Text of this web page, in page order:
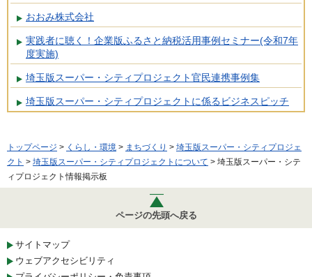
おおみ株式会社
実践者に聴く！企業版ふるさと納税活用事例セミナー(令和7年
度実施)
埼玉版スーパー・シティプロジェクト官民連携事例集
埼玉版スーパー・シティプロジェクトに係るビジネスピッチ
トップページ > くらし・環境 > まちづくり > 埼玉版スーパー・シティプロジェ
クト > 埼玉版スーパー・シティプロジェクトについて > 埼玉版スーパー・シテ
ィプロジェクト情報掲示板
ページの先頭へ戻る
サイトマップ
ウェブアクセシビリティ